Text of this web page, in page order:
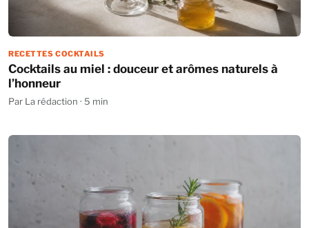
RECETTES COCKTAILS
Cocktails au miel : douceur et arômes naturels à
l’honneur
Par La rédaction · 5 min